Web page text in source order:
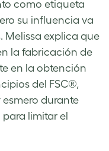
como etiqueta
su influencia va
Melissa explica que
la fabricación de
en la obtención
del FSC®,
durante
limitar el